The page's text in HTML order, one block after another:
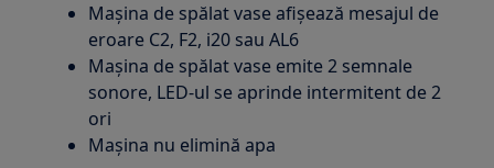
Maşina de spălat vase afişează mesajul de
eroare C2, F2, i20 sau AL6
Maşina de spălat vase emite 2 semnale
sonore, LED-ul se aprinde intermitent de 2
ori
Maşina nu elimină apa